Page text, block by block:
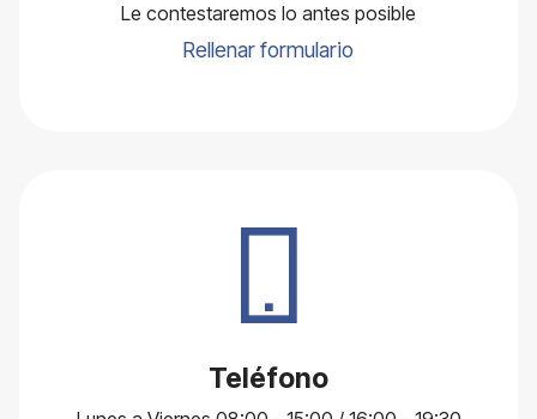
Le contestaremos lo antes posible
Rellenar formulario
Teléfono